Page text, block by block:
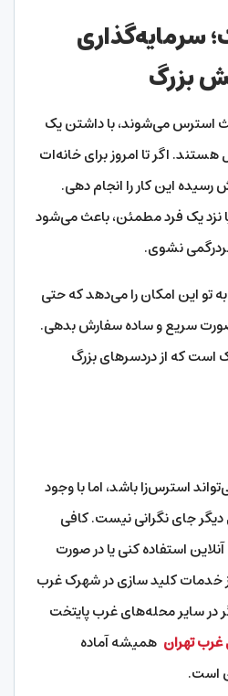
سرمایه‌گذاری
بزرگ
استرس می‌شوند، با داشتن یک
اگر تا امروز برای خانه‌ات
این کار را انجام دهی.
نزد یک فرد مطمئن، باعث می‌شود
نشوی.
به تو این امکان را می‌دهد که حتی
سریع و ساده سفارش بدهی.
که از دردسرهای بزرگ
استرس‌زا باشد، اما با وجود
جای نگرانی نیست. کافی
استفاده کنی یا در صورت
خدمات کلید سازی در شهرک غرب
سایر محله‌های غرب پایتخت
تهران همیشه آماده
است.